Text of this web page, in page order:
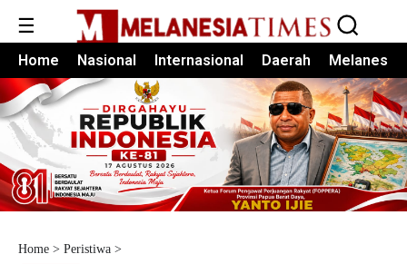
☰
Home Nasional Internasional Daerah Melanesia
Home > Peristiwa >